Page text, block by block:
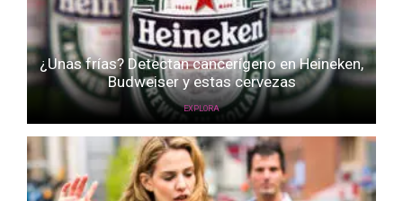
¿Unas frías? Detectan cancerígeno en Heineken,
Budweiser y estas cervezas
EXPLORA